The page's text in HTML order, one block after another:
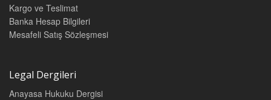
1.3.3.2. Kıdem koşulu
1.3.3.3. İş Sözleşmesinin Deniz İş Kanunu’nda öngörülen
sebeplerle sona ermesi 62
Hak Kazanması 64
2. KIDEM TAZMİNATINA ESAS KIDEMİN BELİRLENMESİ
2.1. KIDEM KAVRAMI 69
Kargo ve Teslimat
Banka Hesap Bilgileri
Mesafeli Satış Sözleşmesi
Legal Dergileri
Anayasa Hukuku Dergisi